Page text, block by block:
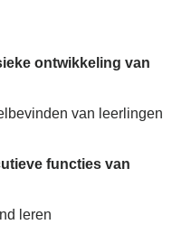
ontwikkeling van
van leerlingen
functies van
leren